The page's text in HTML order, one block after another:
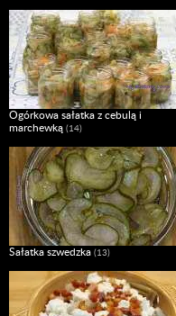
Ogórkowa sałatka z cebulą i
marchewką (14)
Sałatka szwedzka (13)